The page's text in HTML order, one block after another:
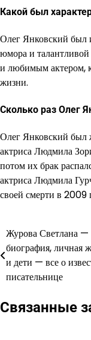
Какой был
Олег Янковский был
юмора и
и любимым актером,
жизни.
Сколько раз Олег
Олег Янковский был
актриса Людмила
потом их брак
актриса Людмила
своей смерти в 2009
Навигация
по
записям
Журова Светлана —
биография, личная
и дети — все о
писательнице
Связанные